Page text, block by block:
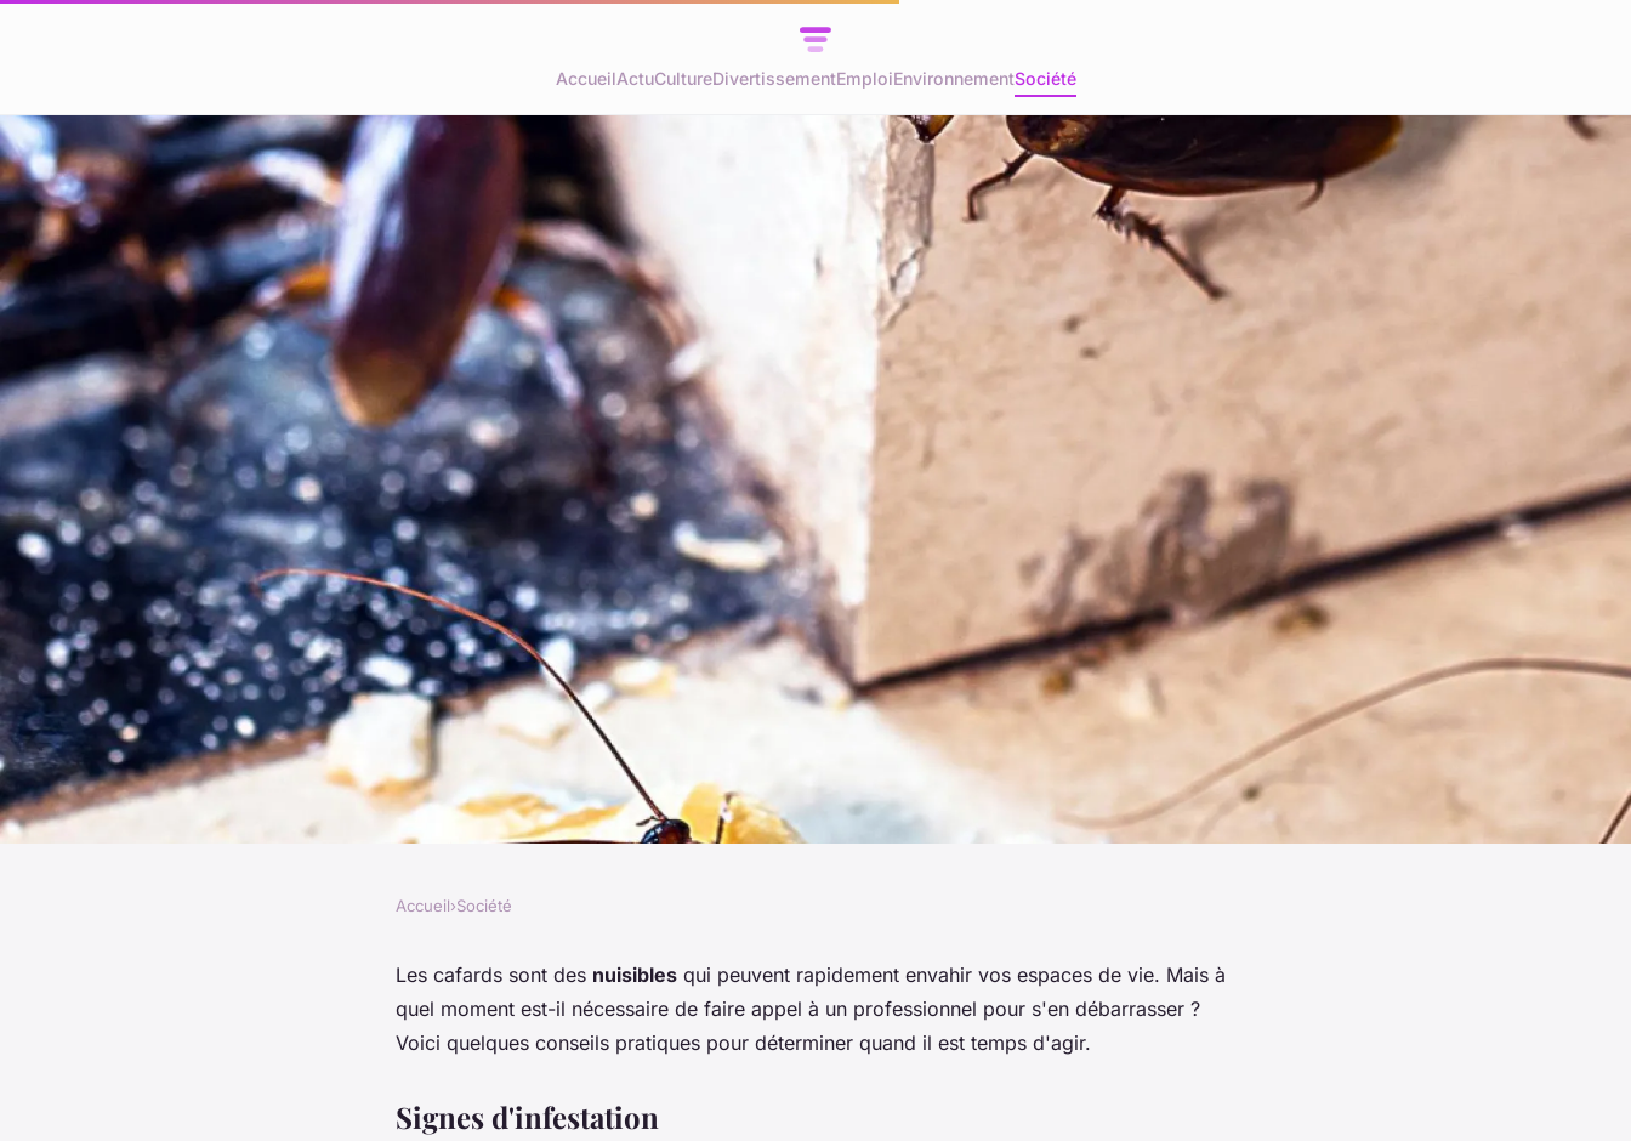
AccueilActuCultureDivertissementEmploiEnvironnementSociété
Cafards : quand faut-il appeler un
professionnel ?
Accueil›Société
Les cafards sont des nuisibles qui peuvent rapidement envahir vos espaces de vie. Mais à
quel moment est-il nécessaire de faire appel à un professionnel pour s'en débarrasser ?
Voici quelques conseils pratiques pour déterminer quand il est temps d'agir.
Signes d'infestation